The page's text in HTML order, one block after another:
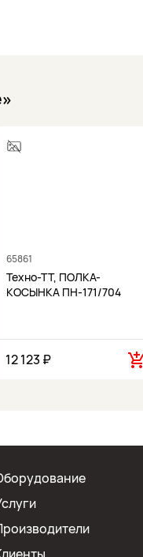
65861
Техно-ТТ, ПОЛКА-
КОСЫНКА ПН-171/704
12 123 ₽